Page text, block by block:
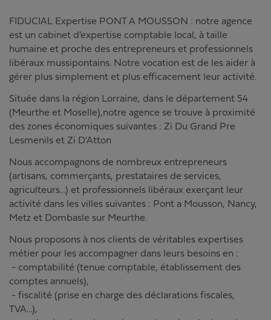
FIDUCIAL Expertise PONT A MOUSSON : notre agence
est un cabinet d'expertise comptable local, à taille
humaine et proche des entrepreneurs et professionnels
libéraux mussipontains. Notre vocation est de les aider à
gérer plus simplement et plus efficacement leur activité.
Située dans la région Lorraine, dans le département 54
(Meurthe et Moselle),notre agence se trouve à proximité
des zones économiques suivantes : Zi Du Grand Pre
Lesmenils et Zi D'Atton
Nous accompagnons de nombreux entrepreneurs
(artisans, commerçants, prestataires de services,
agriculteurs…) et professionnels libéraux exerçant leur
activité dans les villes suivantes : Pont a Mousson, Nancy,
Metz et Dombasle sur Meurthe.
Nous proposons à nos clients de véritables expertises
métier pour les accompagner dans leurs besoins en :
- comptabilité (tenue comptable, établissement des
comptes annuels),
- fiscalité (prise en charge des déclarations fiscales,
TVA…),